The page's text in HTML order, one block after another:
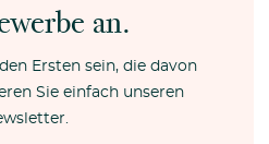
an.
Ersten sein, die davon
Sie einfach unseren